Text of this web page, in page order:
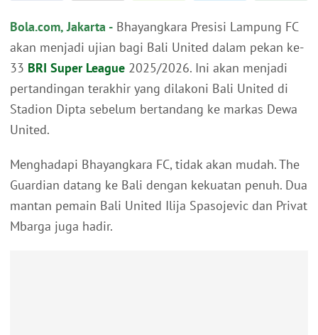
Bola.com, Jakarta - Bhayangkara Presisi Lampung FC
akan menjadi ujian bagi Bali United dalam pekan ke-
33 BRI Super League 2025/2026. Ini akan menjadi
pertandingan terakhir yang dilakoni Bali United di
Stadion Dipta sebelum bertandang ke markas Dewa
United.
Menghadapi Bhayangkara FC, tidak akan mudah. The
Guardian datang ke Bali dengan kekuatan penuh. Dua
mantan pemain Bali United Ilija Spasojevic dan Privat
Mbarga juga hadir.